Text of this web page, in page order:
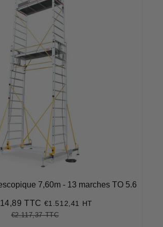
7,60m - 13 marches TO 5.6
TTC €1.814,89
€1.512,41 HT
Prix
€2.117,37 TTC€2.117,37